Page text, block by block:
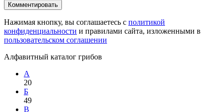
Комментировать
Нажимая кнопку, вы соглашаетесь с политикой
конфиденциальности и правилами сайта, изложенными в
пользовательском соглашении
Алфавитный каталог грибов
А
20
Б
49
В